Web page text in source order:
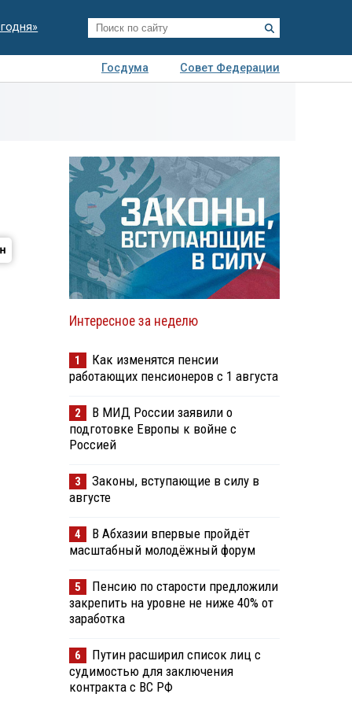
Госдума
Совет Федерации
Интересное за неделю
1
Как изменятся пенсии
работающих пенсионеров с 1 августа
2
В МИД России заявили о
подготовке Европы к войне с
Россией
3
Законы, вступающие в силу в
августе
4
В Абхазии впервые пройдёт
масштабный молодёжный форум
5
Пенсию по старости предложили
закрепить на уровне не ниже 40% от
заработка
6
Путин расширил список лиц с
судимостью для заключения
контракта с ВС РФ